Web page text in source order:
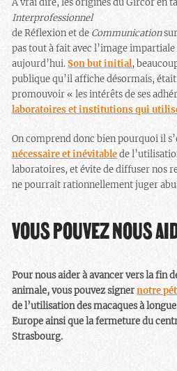
À vrai dire, les origines du Gircor en
Interprofessionnel
de Réflexion et de Communication
pas tout à fait avec l’image
aujourd’hui.Son but initial,
publique qu’il affiche désormais,
promouvoir « les intérêts de ses
laboratoires et institutions qui
On comprend donc bien pourquoi il
nécessaire et inévitablede
laboratoires, et évite de diffuser nos
ne pourrait rationnellement juger
VOUS POUVEZ NOUS
Pour nous aider à avancer vers la fin
animale, vous pouvez signernotre
de l’utilisation des macaques à
Europe ainsi que la fermeture du
Strasbourg.